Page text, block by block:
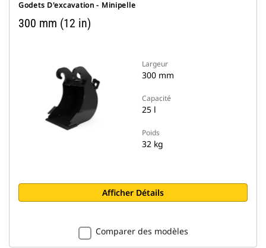
Godets D'excavation - Minipelle
300 mm (12 in)
Largeur
300 mm
Capacité
25 l
Poids
32 kg
Afficher Détails
Comparer des modèles